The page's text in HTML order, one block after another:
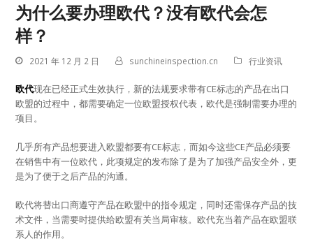
为什么要办理欧代？没有欧代会怎
样？
2021 年 12 月 2 日 sunchineinspection.cn 行业资讯
欧代现在已经正式生效执行，新的法规要求带有CE标志的产品在出口
欧盟的过程中，都需要确定一位欧盟授权代表，欧代是强制需要办理的
项目。
几乎所有产品想要进入欧盟都要有CE标志，而如今这些CE产品必须要
在销售中有一位欧代，此项规定的发布除了是为了加强产品安全外，更
是为了便于之后产品的沟通。
欧代将替出口商遵守产品在欧盟中的指令规定，同时还需保存产品的技
术文件，当需要时提供给欧盟有关当局审核。欧代充当着产品在欧盟联
系人的作用。